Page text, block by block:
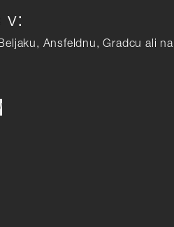
v:
Ansfeldnu, Gradcu ali na